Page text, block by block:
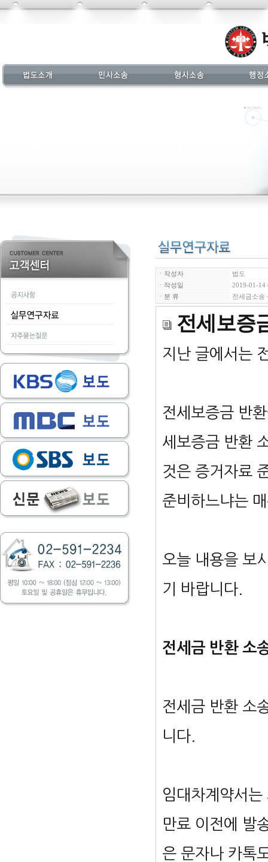
ㆍ작성자
법도
ㆍ작성일
2019-01-14
ㆍ분 류
전세금소송
전세보증
지난 글에서는
전세보증금 반
세보증금 반환
것은 증거자료
준비하느냐는
오늘 내용을 보
기 바랍니다.
전세금 반환 소
전세금 반환 소
니다.
임대차계약서
만료 이전에 발
은 문자나 카톡